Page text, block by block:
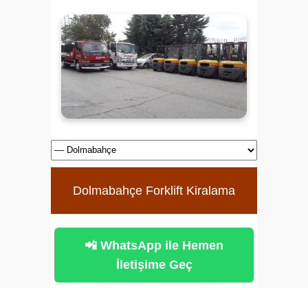
Dolmabahçe Forklift Kiralama
📲 WhatsApp ile Hemen
İletişime Geç